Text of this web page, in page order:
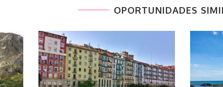
OPORTUNIDADES